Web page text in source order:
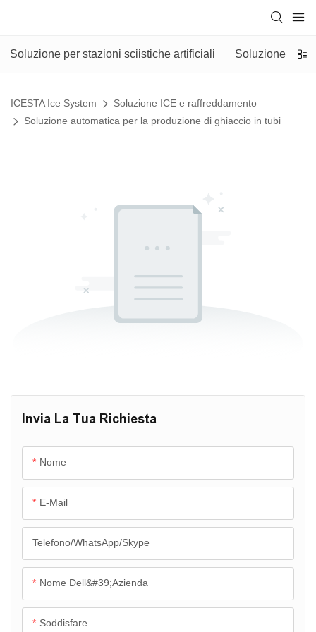
Soluzione per stazioni sciistiche artificiali Soluzione
ICESTA Ice System
Soluzione ICE e raffreddamento
Soluzione automatica per la produzione di ghiaccio in tubi
Invia La Tua Richiesta
Nome
E-Mail
Telefono/WhatsApp/Skype
Nome Dell&#39;azienda
Soddisfare